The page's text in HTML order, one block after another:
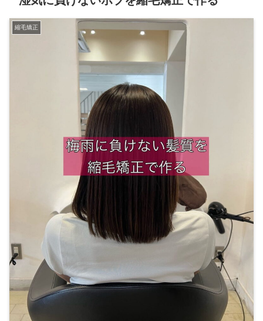
縮毛矯正